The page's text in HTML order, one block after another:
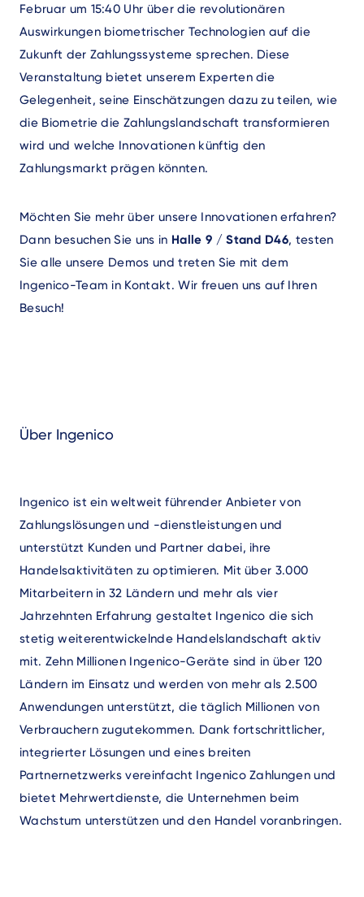
Februar um 15:40 Uhr über die revolutionären
Auswirkungen biometrischer Technologien auf die
Zukunft der Zahlungssysteme sprechen. Diese
Veranstaltung bietet unserem Experten die
Gelegenheit, seine Einschätzungen dazu zu teilen, wie
die Biometrie die Zahlungslandschaft transformieren
wird und welche Innovationen künftig den
Zahlungsmarkt prägen könnten.
Möchten Sie mehr über unsere Innovationen erfahren?
Dann besuchen Sie uns in Halle 9 / Stand D46, testen
Sie alle unsere Demos und treten Sie mit dem
Ingenico-Team in Kontakt. Wir freuen uns auf Ihren
Besuch!
Über Ingenico
Ingenico ist ein weltweit führender Anbieter von
Zahlungslösungen und -dienstleistungen und
unterstützt Kunden und Partner dabei, ihre
Handelsaktivitäten zu optimieren. Mit über 3.000
Mitarbeitern in 32 Ländern und mehr als vier
Jahrzehnten Erfahrung gestaltet Ingenico die sich
stetig weiterentwickelnde Handelslandschaft aktiv
mit. Zehn Millionen Ingenico-Geräte sind in über 120
Ländern im Einsatz und werden von mehr als 2.500
Anwendungen unterstützt, die täglich Millionen von
Verbrauchern zugutekommen. Dank fortschrittlicher,
integrierter Lösungen und eines breiten
Partnernetzwerks vereinfacht Ingenico Zahlungen und
bietet Mehrwertdienste, die Unternehmen beim
Wachstum unterstützen und den Handel voranbringen.